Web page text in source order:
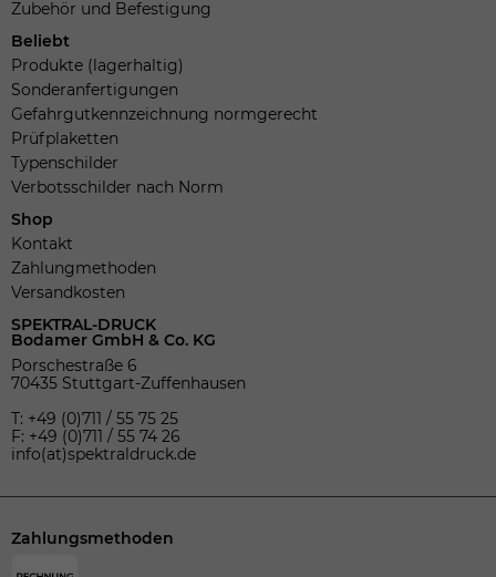
Zubehör und Befestigung
Beliebt
Produkte (lagerhaltig)
Sonderanfertigungen
Gefahrgutkennzeichnung normgerecht
Prüfplaketten
Typenschilder
Verbotsschilder nach Norm
Shop
Kontakt
Zahlungmethoden
Versandkosten
SPEKTRAL-DRUCK
Bodamer GmbH & Co. KG
Porschestraße 6
70435 Stuttgart-Zuffenhausen
T: +49 (0)711 / 55 75 25
F: +49 (0)711 / 55 74 26
info(at)spektraldruck.de
Zahlungsmethoden